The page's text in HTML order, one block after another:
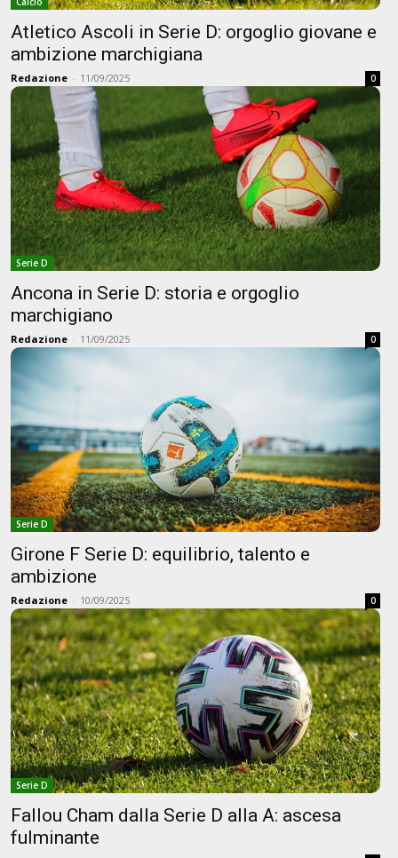
Atletico Ascoli in Serie D: orgoglio giovane e
ambizione marchigiana
Redazione - 11/09/2025 0
Serie D
Ancona in Serie D: storia e orgoglio
marchigiano
Redazione - 11/09/2025 0
Serie D
Girone F Serie D: equilibrio, talento e
ambizione
Redazione - 10/09/2025 0
Serie D
Fallou Cham dalla Serie D alla A: ascesa
fulminante